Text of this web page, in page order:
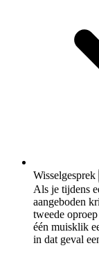
Wisselgesprek
Als je tijdens
aangeboden
tweede
één muisklik
in dat geval